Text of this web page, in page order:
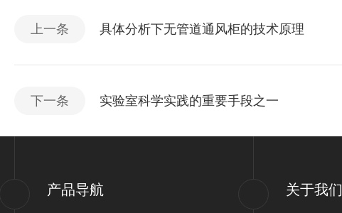
上一条 具体分析下无管道通风柜的技术原理
下一条 实验室科学实践的重要手段之一
产品导航 关于我们